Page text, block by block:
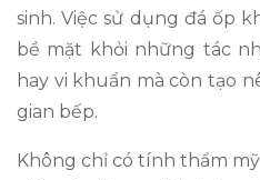
sinh. Việc sử dụng đá ốp
bề mặt khỏi những tác
hay vi khuẩn mà còn tạo
gian bếp.
Không chỉ có tính thẩm